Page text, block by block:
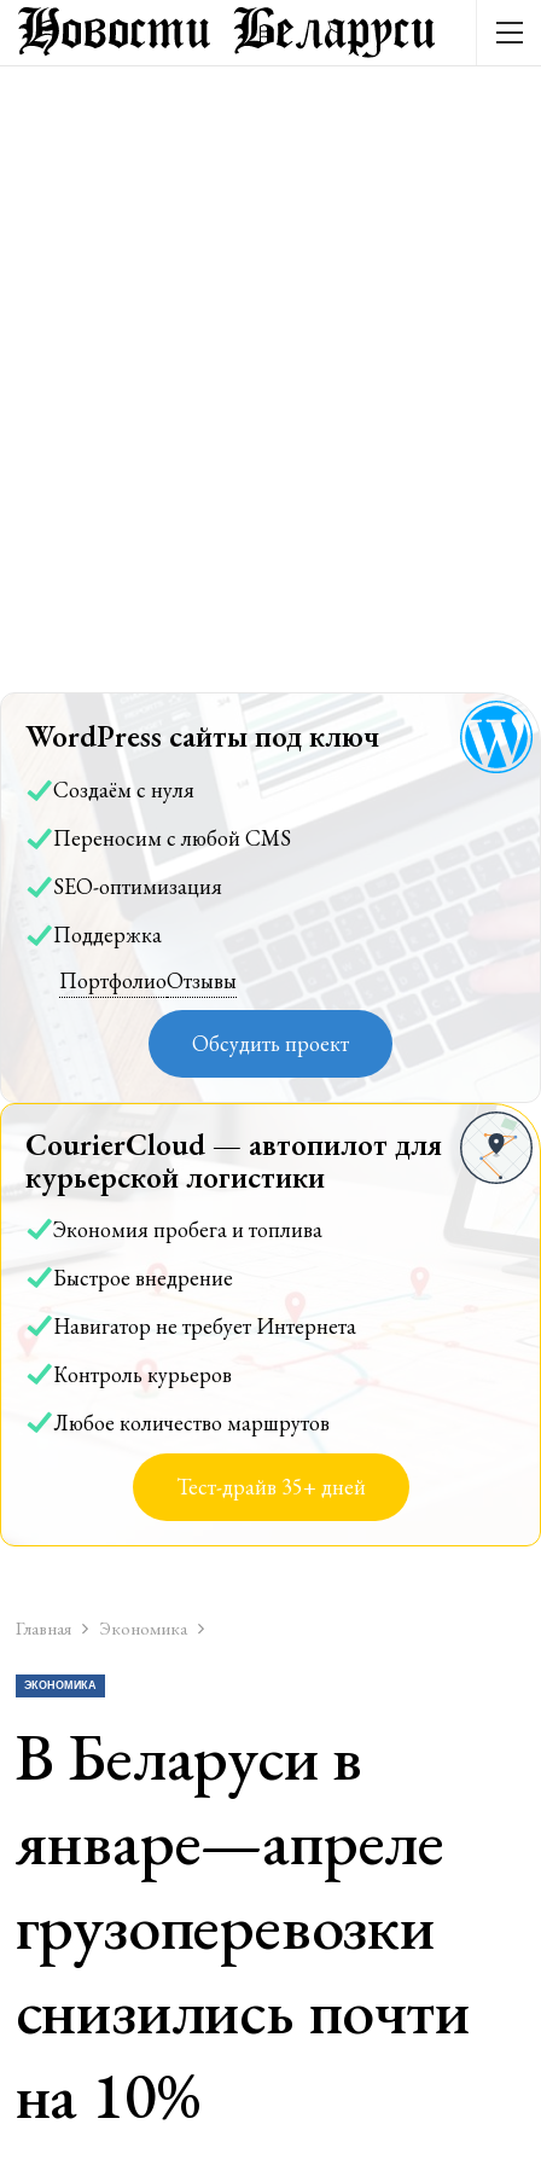
WordPress сайты под ключ
Создаём с нуля
Переносим с любой CMS
SEO-оптимизация
Поддержка
ПортфолиоОтзывы
Обсудить проект
CourierCloud — автопилот для
курьерской логистики
Экономия пробега и топлива
Быстрое внедрение
Навигатор не требует Интернета
Контроль курьеров
Любое количество маршрутов
Тест-драйв 35+ дней
Главная Экономика
ЭКОНОМИКА
В Беларуси в
январе—апреле
грузоперевозки
снизились почти
на 10%